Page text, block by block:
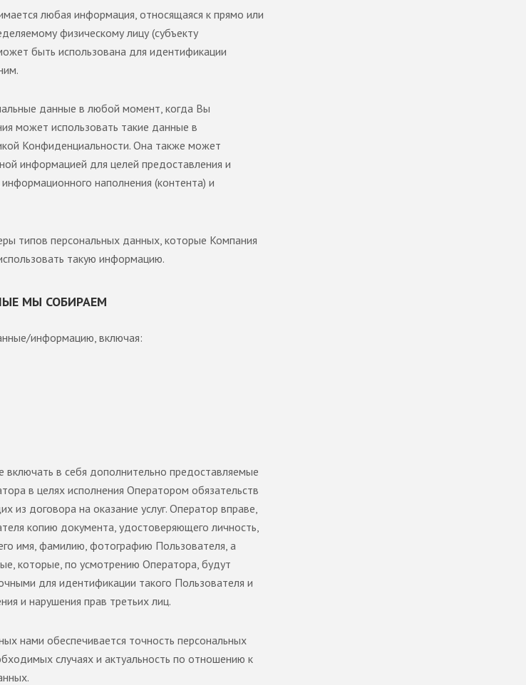
любая информация, относящаяся к прямо или
физическому лицу (субъекту
быть использована для идентификации
данные в любой момент, когда Вы
может использовать такие данные в
Конфиденциальности. Она также может
информацией для целей предоставления и
наполнения (контента) и
типов персональных данных, которые Компания
такую информацию.
МЫ СОБИРАЕМ
информацию, включая:
в себя дополнительно предоставляемые
в целях исполнения Оператором обязательств
из договора на оказание услуг. Оператор вправе,
копию документа, удостоверяющего личность,
имя, фамилию, фотографию Пользователя, а
которые, по усмотрению Оператора, будут
для идентификации такого Пользователя и
и нарушения прав третьих лиц.
нами обеспечивается точность персональных
случаях и актуальность по отношению к